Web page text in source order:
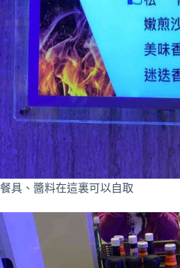
餐具、醬料在這裏可以自取